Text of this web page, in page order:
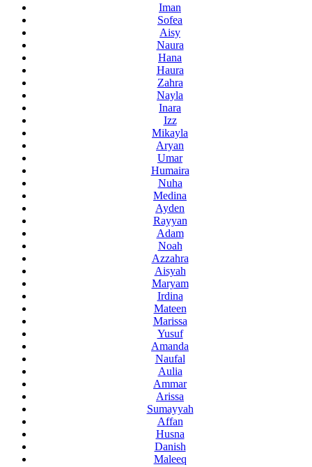
Iman
Sofea
Aisy
Naura
Hana
Haura
Zahra
Nayla
Inara
Izz
Mikayla
Aryan
Umar
Humaira
Nuha
Medina
Ayden
Rayyan
Adam
Noah
Azzahra
Aisyah
Maryam
Irdina
Mateen
Marissa
Yusuf
Amanda
Naufal
Aulia
Ammar
Arissa
Sumayyah
Affan
Husna
Danish
Maleeq